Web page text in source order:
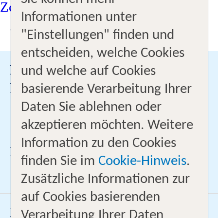
mal aus und besuche uns. Melde
hier gerne deinen Besuch an - wir
freuen uns auf dich!
UNSER TEAM
Emre Demiral
Büroleitung
069/30037756
Emre.Demiral@ltur.de
Ich bin Profi für:
Enes Demiral
Informationen unter
"Einstellungen" finden und
entscheiden, welche Cookies
und welche auf Cookies
basierende Verarbeitung Ihrer
Daten Sie ablehnen oder
akzeptieren möchten. Weitere
Information zu den Cookies
finden Sie im Cookie-Hinweis.
Zusätzliche Informationen zur
auf Cookies basierenden